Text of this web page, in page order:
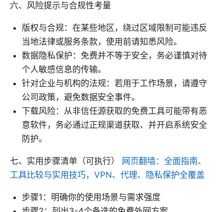
六、风险提示与合规性考量
版权与合规：在某些地区，绕过区域限制可能违反
当地法律或服务条款，使用前请知悉风险。
数据隐私保护：免费并不等于安全，务必谨慎对待
个人敏感信息的传输。
针对企业与机构的法规：若用于工作场景，请遵守
公司政策，避免数据安全事件。
下载风险：从非信任源获取的免费工具可能带有恶
意软件，务必通过正规渠道获取、并开启系统安全
防护。
七、实用步骤清单（可执行）
网页翻墙：全面指南、
工具比较与实用技巧，VPN、代理、隐私保护全覆盖
步骤1：明确你的使用场景与需求强度